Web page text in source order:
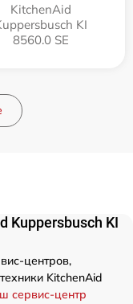
KitchenAid
KI
8560.0 SE
Kuppersbusch KI
центров,
KitchenAid
сервис-центр